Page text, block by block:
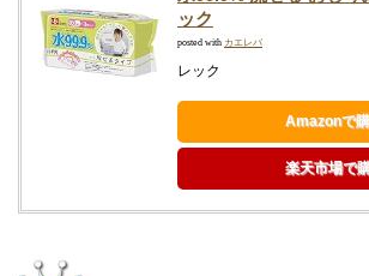
ック
レック
Amazonで
楽天市場で